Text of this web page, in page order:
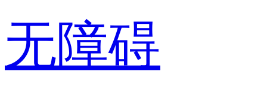
无障碍